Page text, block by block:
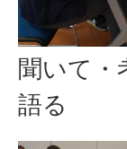
聞いて・
語る